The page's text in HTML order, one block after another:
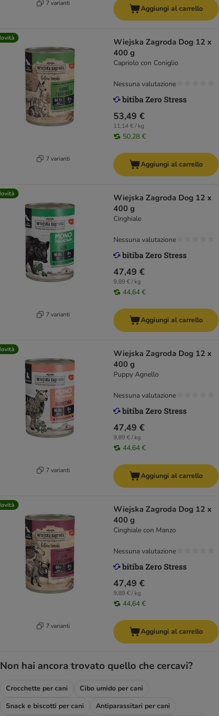
7 varianti
Aggiungi al carrello
7 varianti
Wiejska Zagroda Dog 12 x
400 g
Capriolo con Coniglio
53,49 €
11,14 € / kg
50,28 €
Nessuna valutazione
Aggiungi al carrello
7 varianti
Wiejska Zagroda Dog 12 x
400 g
Cinghiale
47,49 €
9,89 € / kg
44,64 €
Nessuna valutazione
Aggiungi al carrello
7 varianti
Wiejska Zagroda Dog 12 x
400 g
Puppy Agnello
47,49 €
9,89 € / kg
44,64 €
Nessuna valutazione
Aggiungi al carrello
7 varianti
Wiejska Zagroda Dog 12 x
400 g
Cinghiale con Manzo
47,49 €
9,89 € / kg
44,64 €
Nessuna valutazione
Aggiungi al carrello
Non hai ancora trovato quello che cercavi?
Crocchette per cani
Cibo umido per cani
Snack e biscotti per cani
Antiparassitari per cani